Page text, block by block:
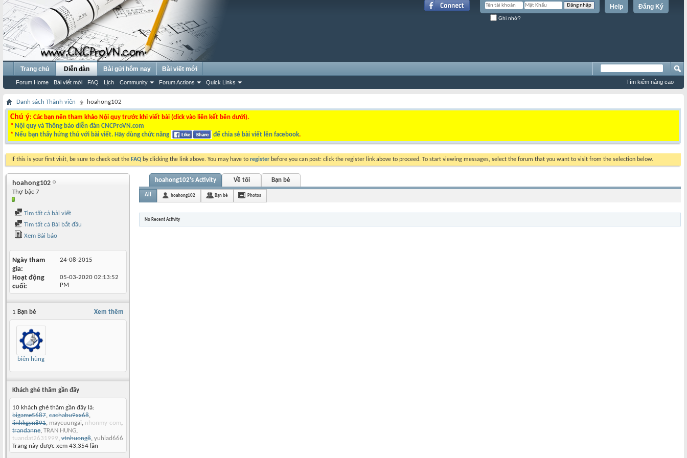
Đăng Ký
Help
Ghi nhớ?
Trang chủ Diễn đàn
Forum Home Bài viết mới FAQ Lịch Community Forum Actions Quick Links
Bài gửi hôm nay Bài viết mới
Tìm kiếm nâng cao
Danh sách Thành viên hoahong102
Chú ý: Các bạn nên tham khảo Nội quy trước khi viết bài (click vào liên kết bên dưới).
* Nội quy và Thông báo diễn đàn CNCProVN.com
* Nếu bạn thấy hứng thú với bài viết. Hãy dùng chức năng để chia sẻ bài viết lên facebook.
If this is your first visit, be sure to check out the FAQ by clicking the link above. You may have to register before you can post: click the register link above to proceed. To start viewing messages, select the forum that you want to visit from the selection below.
hoahong102
Thợ bậc 7
Tìm tất cả bài viết
Tìm tất cả Bài bắt đầu
Xem Bài báo
Ngày tham
gia
24-08-2015
Hoạt động
cuối
05-03-2020 02:13:52
PM
Xem thêm
1 Bạn bè
biên hùng
Khách ghé thăm gần đây
10 khách ghé thăm gần đây là:
bigame5687, cachabu9xx68,
linhkgyn891, maycuungai, nhonmy-com,
trandanne, TRAN HUNG,
tuandat2631999, vtnhuong8, yuhiad666
Trang này được xem 43,354 lần
hoahong102's Activity Về tôi Bạn bè
All hoahong102 Bạn bè Photos
No Recent Activity